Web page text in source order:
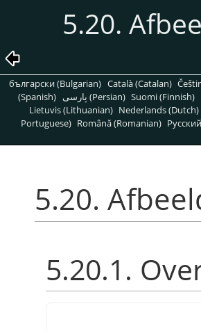
5.20.
български (Bulgarian) Català (Catalan)
(Spanish)
پارسی (Persian) Suomi (Finnish)
Lietuvis (Lithuanian) Nederlands (Dutch)
Portuguese) Română (Romanian)
5.20.
5.20.1.